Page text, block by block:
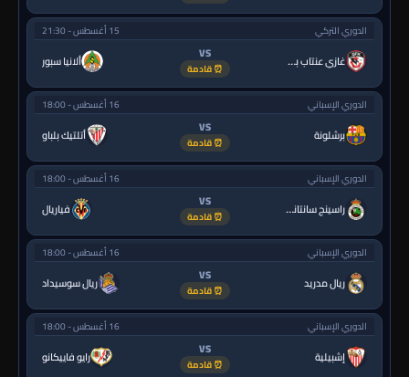
الدوري التركي 15 أغسطس - 21:30
غازي عنتاب بي.بي.كي. VS
⏰ قادمة ألانيا سبور
الدوري الإسباني 16 أغسطس - 18:00
برشلونة VS
⏰ قادمة أتلتيك بلباو
الدوري الإسباني 16 أغسطس - 18:00
راسينج سانتاندير VS
⏰ قادمة فياريال
الدوري الإسباني 16 أغسطس - 18:00
ريال مدريد VS
⏰ قادمة ريال سوسيداد
الدوري الإسباني 16 أغسطس - 18:00
إشبيلية VS
⏰ قادمة رايو فاييكانو